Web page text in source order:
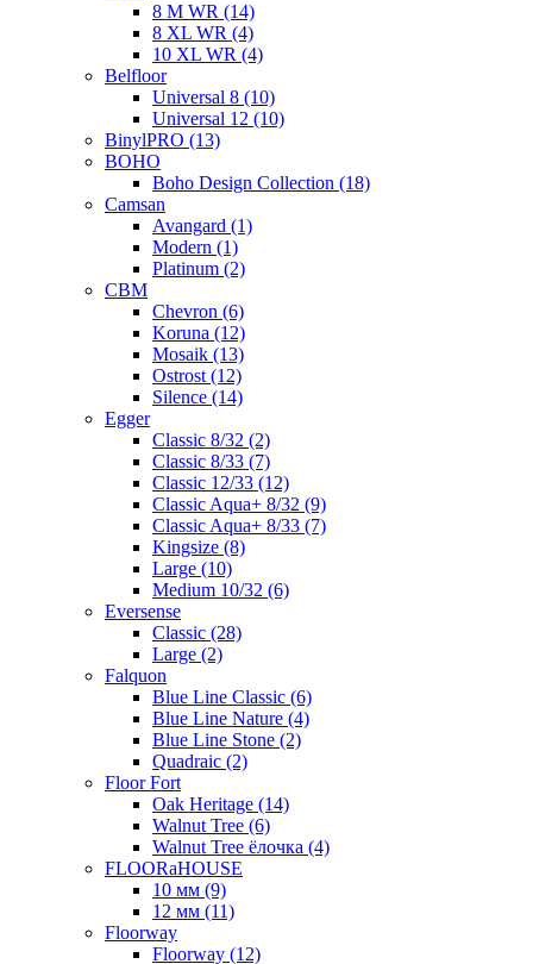
8 M WR (14)
8 XL WR (4)
10 XL WR (4)
Belfloor
Universal 8 (10)
Universal 12 (10)
BinylPRO (13)
BOHO
Boho Design Collection (18)
Camsan
Avangard (1)
Modern (1)
Platinum (2)
CBM
Chevron (6)
Koruna (12)
Mosaik (13)
Ostrost (12)
Silence (14)
Egger
Classic 8/32 (2)
Classic 8/33 (7)
Classic 12/33 (12)
Classic Aqua+ 8/32 (9)
Classic Aqua+ 8/33 (7)
Kingsize (8)
Large (10)
Medium 10/32 (6)
Eversense
Classic (28)
Large (2)
Falquon
Blue Line Classic (6)
Blue Line Nature (4)
Blue Line Stone (2)
Quadraic (2)
Floor Fort
Oak Heritage (14)
Walnut Tree (6)
Walnut Tree ёлочка (4)
FLOORaHOUSE
10 мм (9)
12 мм (11)
Floorway
Floorway (12)